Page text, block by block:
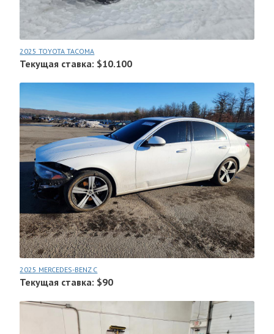
2025 TOYOTA TACOMA
Текущая ставка: $10.100
2025 MERCEDES-BENZ C
Текущая ставка: $90